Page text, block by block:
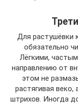
Для растушёвки
обязательно
Лёгкими,
направлению от
этом не
растягивая веко,
штрихов. Иногда